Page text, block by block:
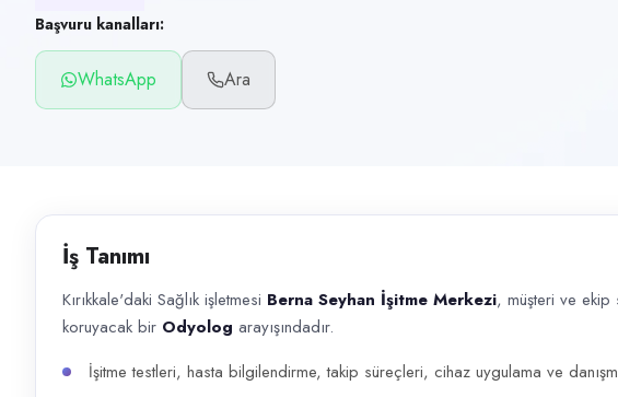
Çalışma şekli
Tam Zamanlı · Ofis
Yayın tarihi
7 Haziran 2026
Başvuru kanalları
WhatsApp, Telefon
İlan açıklaması
Kırıkkale'daki Sağlık işletmesi Berna Seyhan İşitme Merkezi , müşteri ve ekip
Başvuru kanalları:
WhatsApp Ara
İş Tanımı
Kırıkkale'daki Sağlık işletmesi Berna Seyhan İşitme Merkezi, müşteri ve ekip
koruyacak bir Odyolog arayışındadır.
İşitme testleri, hasta bilgilendirme, takip süreçleri, cihaz uygulama ve